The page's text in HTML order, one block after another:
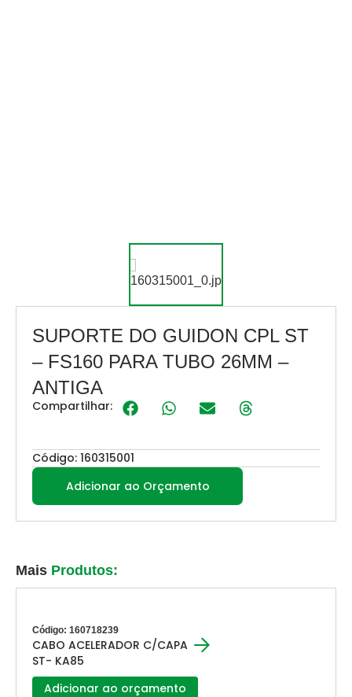
SUPORTE DO GUIDON CPL ST
– FS160 PARA TUBO 26MM –
ANTIGA
Compartilhar:
Código: 160315001
Adicionar ao Orçamento
Mais Produtos:
Código: 160718239
CABO ACELERADOR C/CAPA
ST- KA85
Adicionar ao orçamento